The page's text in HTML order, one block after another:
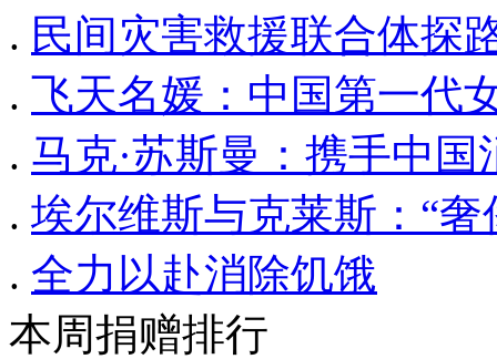
. 民间灾害救援联合体探
. 飞天名媛：中国第一代
. 马克·苏斯曼：携手中国
. 埃尔维斯与克莱斯：“奢
. 全力以赴消除饥饿
本周捐赠排行